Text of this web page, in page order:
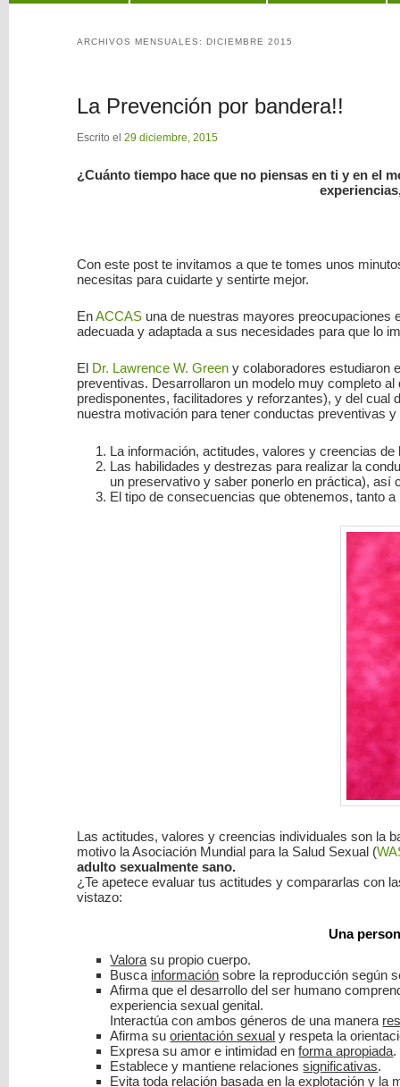
al
principal
al
secundario
ARCHIVOS MENSUALES: DICIEMBRE 2015
La Prevención por bandera!!
Escrito el 29 diciembre, 2015
¿Cuánto tiempo hace que no piensas en ti y en el
Con este post te invitamos a que te tomes unos
necesitas para cuidarte y sentirte mejor.
EnACCAS una de nuestras mayores preocupaciones
adecuada y adaptada a sus necesidades para que lo
El Dr. Lawrence W. Green y colaboradores estudiaron
preventivas. Desarrollaron un modelo muy completo
predisponentes, facilitadores y reforzantes), y del
nuestra motivación para tener conductas preventivas
La información, actitudes, valores y creencias de
Las habilidades y destrezas para realizar la
un preservativo y saber ponerlo en práctica),
El tipo de consecuencias que obtenemos, tanto
Las actitudes, valores y creencias individuales son la
motivo la Asociación Mundial para la Salud Sexual (
adulto sexualmente sano.
¿Te apetece evaluar tus actitudes y compararlas con
vistazo:
Una
Valora su propio cuerpo.
Busca información sobre la reproducción según
Afirma que el desarrollo del ser humano
experiencia sexual genital.
Interactúa con ambos géneros de una manera
Afirma suorientación sexual y respeta la
Expresa su amor e intimidad enforma apropiada.
Establece y mantiene relacionessignificativas.
Evita toda relación basada en laexplotación y la